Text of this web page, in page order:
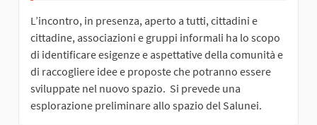
L’incontro, in presenza, aperto a tutti, cittadini e
cittadine, associazioni e gruppi informali ha lo scopo
di identificare esigenze e aspettative della comunità e
di raccogliere idee e proposte che potranno essere
sviluppate nel nuovo spazio. Si prevede una
esplorazione preliminare allo spazio del Salunei.